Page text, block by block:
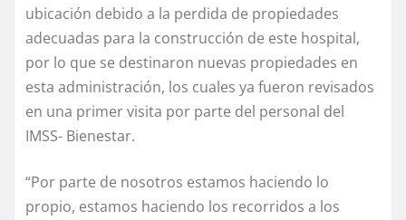
ubicación debido a la perdida de propiedades
adecuadas para la construcción de este hospital,
por lo que se destinaron nuevas propiedades en
esta administración, los cuales ya fueron revisados
en una primer visita por parte del personal del
IMSS- Bienestar.
“Por parte de nosotros estamos haciendo lo
propio, estamos haciendo los recorridos a los